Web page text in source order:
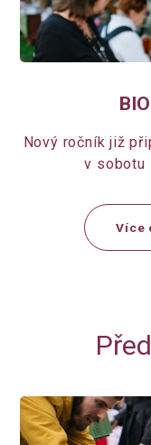
Nový ročník již
v sobotu
Více